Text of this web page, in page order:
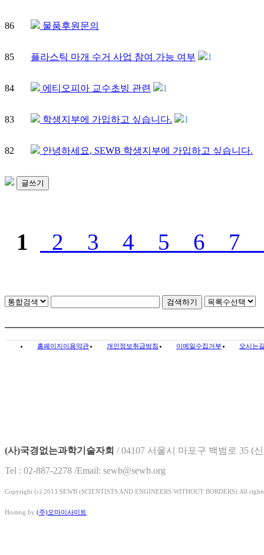
86 물품후원문의
85 플라스틱 마개 수거 사업 참여 가능 여부 1
84 에티오피아 교수초빙 관련 1
83 학생지부에 가입하고 싶습니다. 1
82 안녕하세요, SEWB 학생지부에 가입하고 싶습니다.
글쓰기
1 2 3 4 5 6 7
홈페이지이용약관 개인정보취급방침 이메일수집거부 오시는
(사)국경없는과학기술자회 /04107 서울시 마포구 백범로 35 (
Tel : 02-887-2278 /Email: sewb@sewb.org
Copyright (c) 2013 SEWB (SCIENTISTS AND ENGINEERS WITHOUT BORDERS) All
Hosting by (주)오마이사이트